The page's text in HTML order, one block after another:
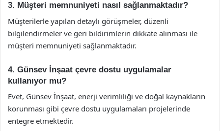
3. Müşteri memnuniyeti nasıl sağlanmaktadır?
Müşterilerle yapılan detaylı görüşmeler, düzenli
bilgilendirmeler ve geri bildirimlerin dikkate alınması ile
müşteri memnuniyeti sağlanmaktadır.
4. Günsev İnşaat çevre dostu uygulamalar
kullanıyor mu?
Evet, Günsev İnşaat, enerji verimliliği ve doğal kaynakların
korunması gibi çevre dostu uygulamaları projelerinde
entegre etmektedir.